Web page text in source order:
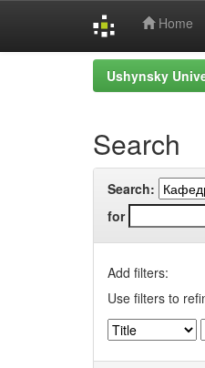
Home
Ushynsky
Search
Search:
for
Add filters:
Use filters to